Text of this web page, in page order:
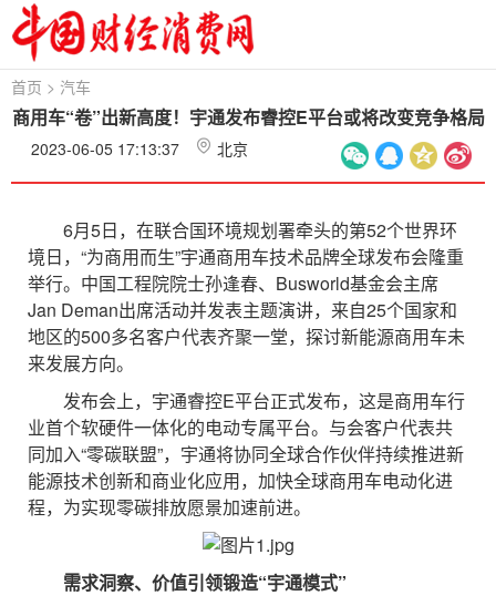
首页 > 汽车
商用车“卷”出新高度！宇通发布睿控E平台或将改变竞争格局
2023-06-05 17:13:37 北京
6月5日，在联合国环境规划署牵头的第52个世界环
境日，“为商用而生”宇通商用车技术品牌全球发布会隆重
举行。中国工程院院士孙逢春、Busworld基金会主席
Jan Deman出席活动并发表主题演讲，来自25个国家和
地区的500多名客户代表齐聚一堂，探讨新能源商用车未
来发展方向。
发布会上，宇通睿控E平台正式发布，这是商用车行
业首个软硬件一体化的电动专属平台。与会客户代表共
同加入“零碳联盟”，宇通将协同全球合作伙伴持续推进新
能源技术创新和商业化应用，加快全球商用车电动化进
程，为实现零碳排放愿景加速前进。
需求洞察、价值引领锻造“宇通模式”